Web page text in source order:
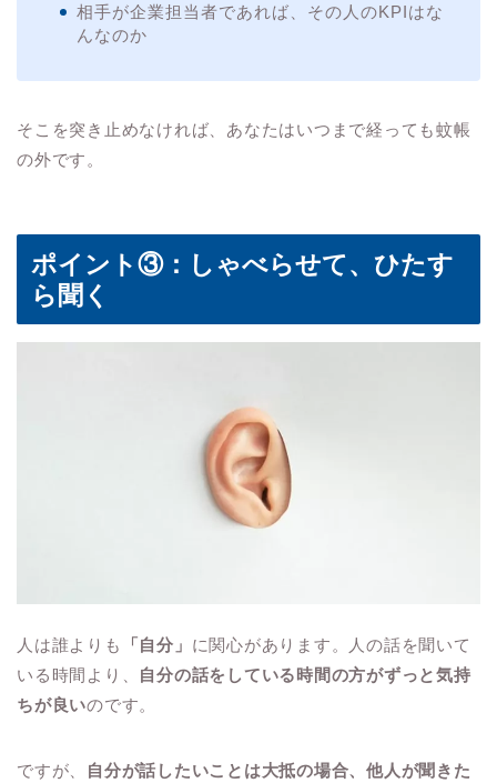
相手が企業担当者であれば、その人のKPIはな
んなのか
そこを突き止めなければ、あなたはいつまで経っても蚊帳
の外です。
ポイント③：しゃべらせて、ひたす
ら聞く
人は誰よりも 「自分」 に関心があります。人の話を聞いて
いる時間より、 自分の話をしている時間の方がずっと気持
ちが良いのです。
ですが、
自分が話したいことは大抵の場合、他人が聞きた